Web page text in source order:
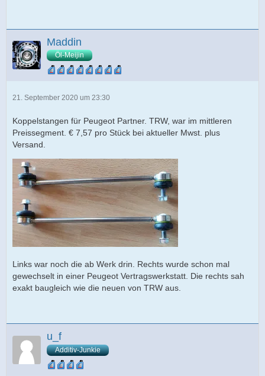
Maddin
Öl-Meijin
21. September 2020 um 23:30
Koppelstangen für Peugeot Partner. TRW, war im mittleren
Preissegment. € 7,57 pro Stück bei aktueller Mwst. plus
Versand.
Links war noch die ab Werk drin. Rechts wurde schon mal
gewechselt in einer Peugeot Vertragswerkstatt. Die rechts sah
exakt baugleich wie die neuen von TRW aus.
u_f
Additiv-Junkie